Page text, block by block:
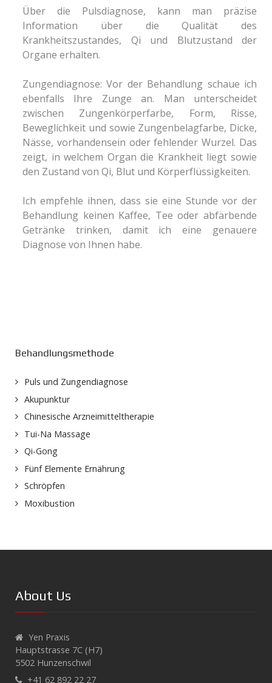
Über die Pulsdiagnose, kann man präzise
Information über die Qualität des
Krankheitszustandes, Qi und Blutzustand der
Organe erhalten.
Zungendiagnose: Vor der Behandlung schaue ich
ebenfalls Ihre Zunge an. Man unterscheidet
zwischen Zungenkörperfarbe, Form, Risse,
Beweglichkeit und sowie Zungenbelagfarbe, Dicke,
Nässe, vorhandensein oder fehlender Wurzel. Das
zeigt, in welchem Organ die Krankheit liegt sowie
den Zustand von Qi, Blut und Körperflüssigkeiten.
Ich empfehle ihnen, dass sie eine Stunde vor der
Behandlung keinen Kaffee, Tee oder abfärbende
Getränke trinken, damit ich eine genauere
Diagnose von Ihnen habe.
Behandlungsmethode
Puls und Zungendiagnose
Akupunktur
Chinesische Arzneimitteltherapie
Tui-Na Massage
Qi-Gong
Fünf Elemente Ernährung
Schröpfen
Moxibustion
About Us
Yen Praxis
Hauptstrasse 7C (H7)
5502 Hunzenschwil
+41 62 892 22 27